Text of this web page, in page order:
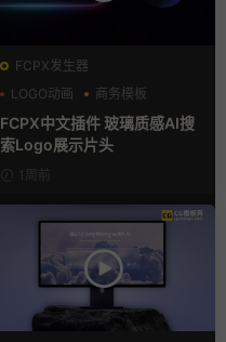
FCPX发生器
LOGO动画
商务模板
支持Intel+M芯片
FCPX中文插件 玻璃质感AI搜
索Logo展示片头
1周前